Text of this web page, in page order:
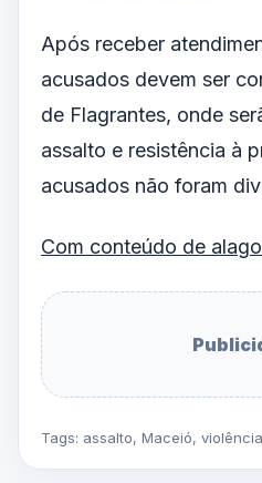
Após receber
acusados devem ser
de Flagrantes, onde
assalto e resistência à
acusados não foram
Com conteúdo de
Tags: assalto, Maceió, violência